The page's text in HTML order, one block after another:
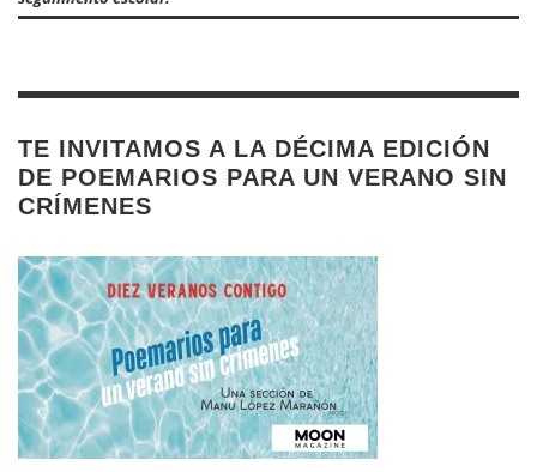
TE INVITAMOS A LA DÉCIMA EDICIÓN
DE POEMARIOS PARA UN VERANO SIN
CRÍMENES